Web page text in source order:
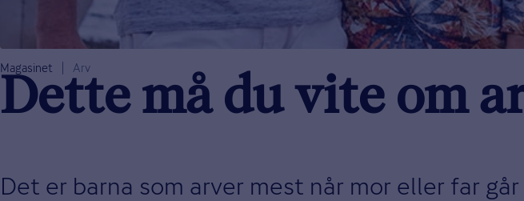
Magasinet Arv
Dette må du vite om
Det er barna som arver mest når mor eller far